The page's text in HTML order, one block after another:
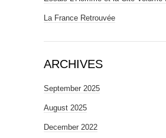
La France Retrouvée
ARCHIVES
September 2025
August 2025
December 2022